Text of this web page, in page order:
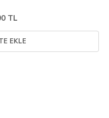
TL
EKLE